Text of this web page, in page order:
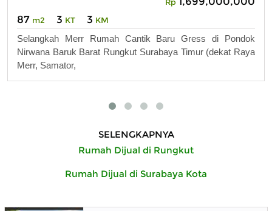
87 m2 3 KT 3 KM
Selangkah Merr Rumah Cantik Baru Gress di Pondok
Nirwana Baruk Barat Rungkut Surabaya Timur (dekat Raya
Merr, Samator,
SELENGKAPNYA
Rumah Dijual di Rungkut
Rumah Dijual di Surabaya Kota